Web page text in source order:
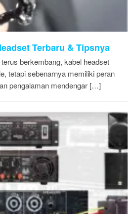
Terbaru & Tipsnya
berkembang, kabel headset
tetapi sebenarnya memiliki peran
pengalaman mendengar […]